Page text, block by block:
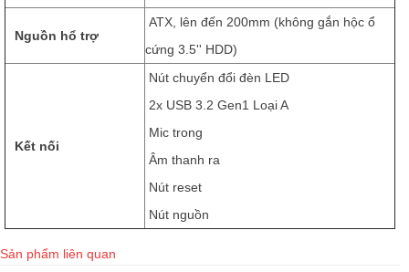
Nguồn hổ trợ
ATX, lên đến 200mm (không gắn hộc ổ
cứng 3.5'' HDD)
Kết nối
Nút chuyển đổi đèn LED
2x USB 3.2 Gen1 Loại A
Mic trong
Âm thanh ra
Nút reset
Nút nguồn
Sản phẩm liên quan